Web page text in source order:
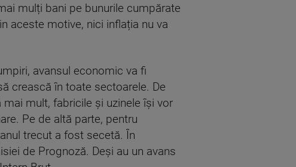
mulți bani pe bunurile cumpărate
aceste motive, nici inflația nu va
avansul economic va fi
crească în toate sectoarele. De
mult, fabricile și uzinele își vor
Pe de altă parte, pentru
trecut a fost secetă. În
de Prognoză. Deși au un avans